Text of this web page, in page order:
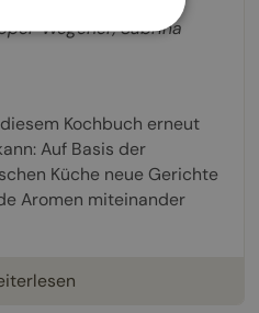
Wegener,Sabrina
Kochbuch erneut
Auf Basis der
Küche neue Gerichte
Aromen miteinander